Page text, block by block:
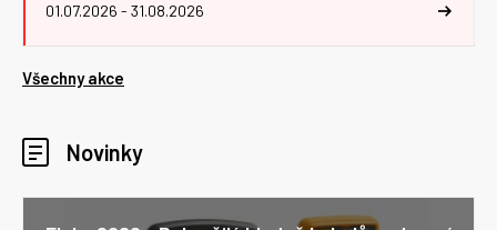
01.07.2026 - 31.08.2026
Všechny akce
Novinky